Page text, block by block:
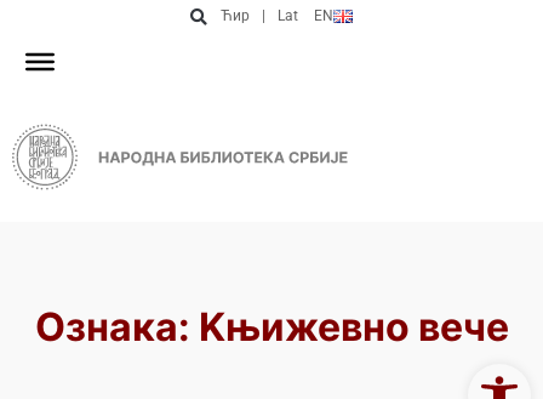
Ћир Lat EN
Ознака: Kњижевно вече